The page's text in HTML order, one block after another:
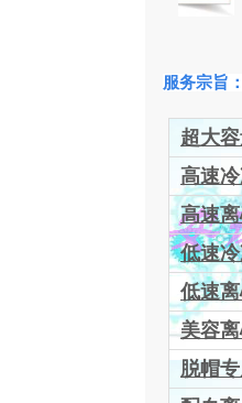
服务宗旨：
超大
高速
高速
低速
低速
美容
脱帽